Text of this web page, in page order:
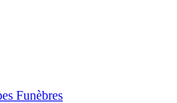
Funèbres